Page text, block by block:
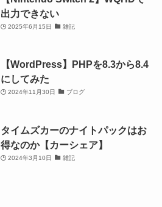
出力できない
2025年6月15日 雑記
【WordPress】PHPを8.3から8.4
にしてみた
2024年11月30日 ブログ
タイムズカーのナイトパックはお
得なのか【カーシェア】
2024年3月10日 雑記